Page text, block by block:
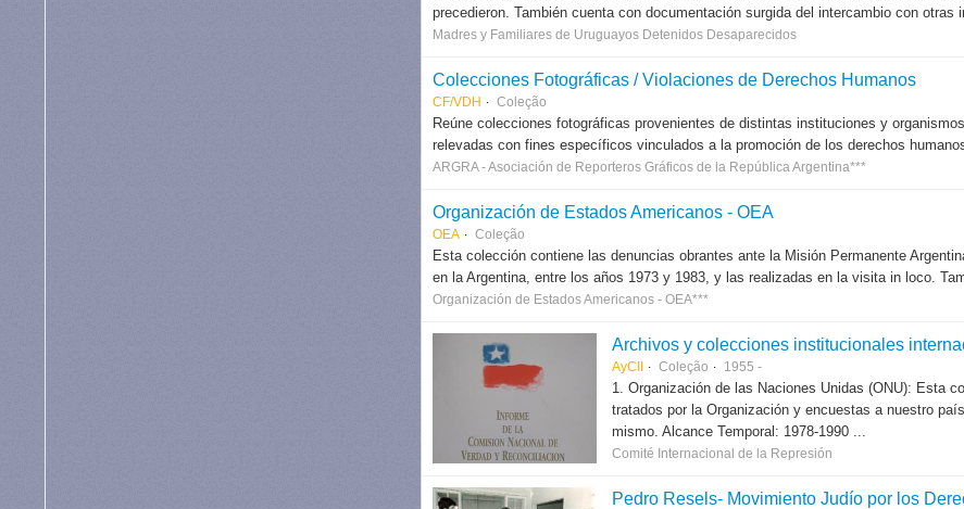
precedieron. También cuenta con documentación surgida del intercambio con otras
Madres y Familiares de Uruguayos Detenidos Desaparecidos
Colecciones Fotográficas / Violaciones de Derechos Humanos
CF/VDH Coleção
Reúne colecciones fotográficas provenientes de distintas instituciones y
relevadas con fines específicos vinculados a la promoción de los derechos
ARGRA - Asociación de Reporteros Gráficos de la República Argentina***
Organización de Estados Americanos - OEA
OEA Coleção
Esta colección contiene las denuncias obrantes ante la Misión Permanente
en la Argentina, entre los años 1973 y 1983, y las realizadas en la visita in loco.
Organización de Estados Americanos - OEA***
Archivos y colecciones institucionales
AyCII Coleção 1955 -
1. Organización de las Naciones Unidas (ONU): Esta
tratados por la Organización y encuestas a nuestro
mismo. Alcance Temporal: 1978-1990 ...
Comité Internacional de la Represión
Pedro Resels- Movimiento Judío por los